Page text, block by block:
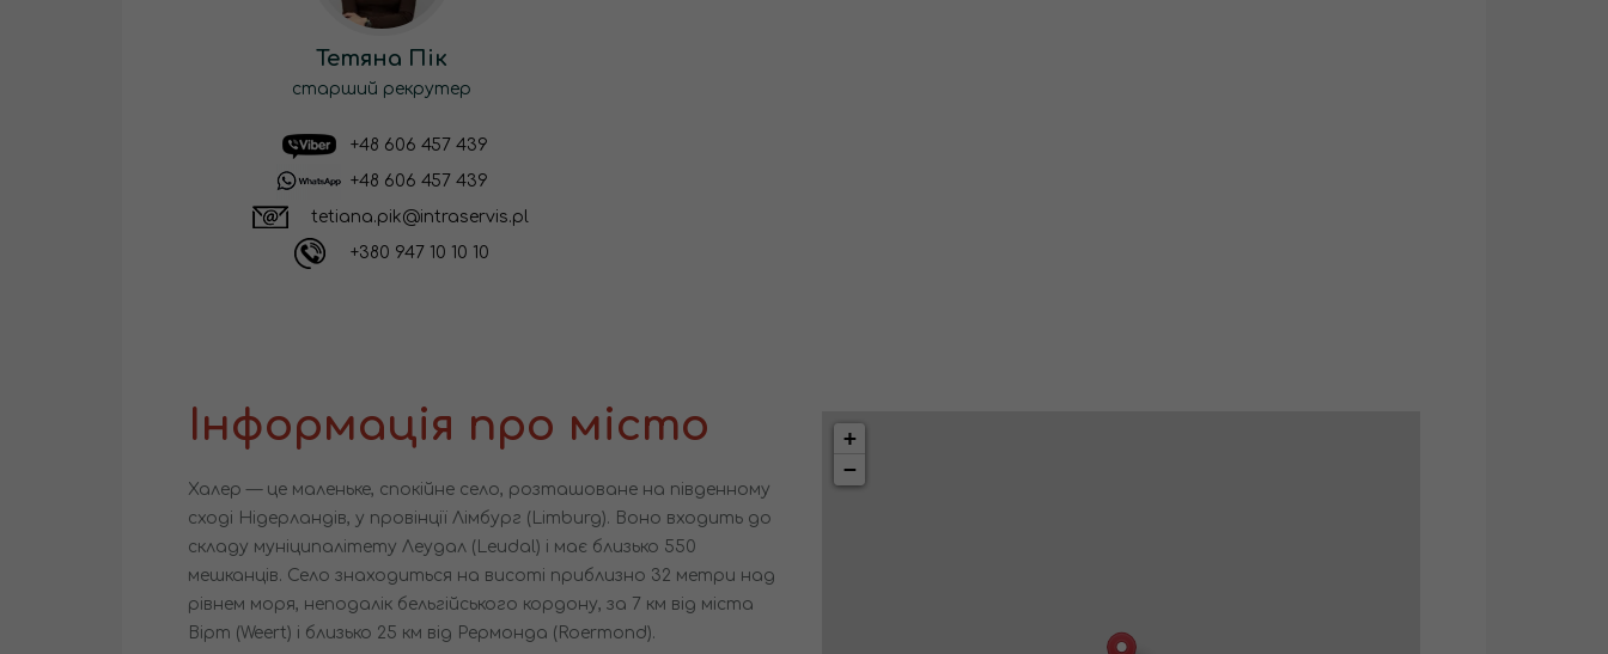
Тетяна Пік
старший рекрутер
+48 606 457 439
+48 606 457 439
tetiana.pik@intraservis.pl
+380 947 10 10 10
Інформація про місто
Халер — це маленьке, спокійне село, розташоване на південному
сході Нідерландів, у провінції Лімбург (Limburg). Воно входить до
складу муніципалітету Леудал (Leudal) і має близько 550
мешканців. Село знаходиться на висоті приблизно 32 метри над
рівнем моря, неподалік бельгійського кордону, за 7 км від міста
Вірт (Weert) і близько 25 км від Рермонда (Roermond).
+
−